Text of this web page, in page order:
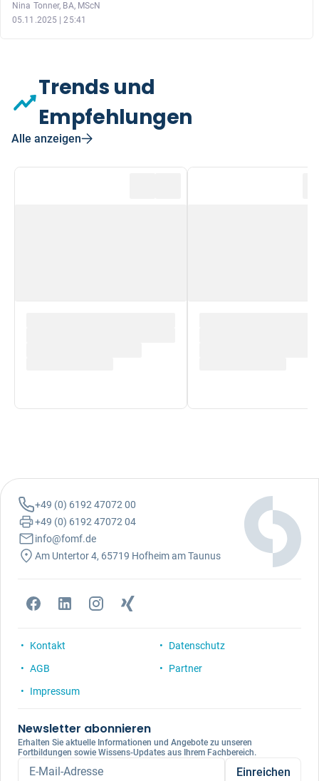
Nina Tonner, BA, MScN
05.11.2025 | 25:41
Trends und
Empfehlungen
Alle anzeigen
+49 (0) 6192 47072 00
+49 (0) 6192 47072 04
info@fomf.de
Am Untertor 4, 65719 Hofheim am Taunus
Kontakt
AGB
Impressum
Datenschutz
Partner
Newsletter abonnieren
Erhalten Sie aktuelle Informationen und Angebote zu unseren
Fortbildungen sowie Wissens-Updates aus Ihrem Fachbereich.
E-Mail-Adresse Einreichen